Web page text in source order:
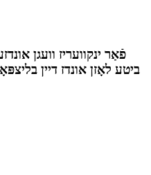
פֿאַר ינקוועריז וועגן
ביטע לאָזן אונדז דיין